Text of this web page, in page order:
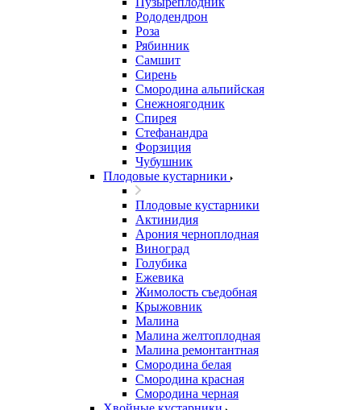
Рододендрон
Роза
Рябинник
Самшит
Сирень
Смородина альпийская
Снежноягодник
Спирея
Стефанандра
Форзиция
Чубушник
Плодовые кустарники
Плодовые кустарники
Актинидия
Арония черноплодная
Виноград
Голубика
Ежевика
Жимолость съедобная
Крыжовник
Малина
Малина желтоплодная
Малина ремонтантная
Смородина белая
Смородина красная
Смородина черная